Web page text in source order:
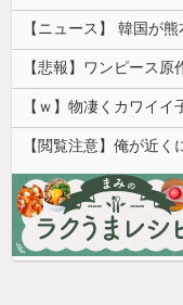
【ｗ】物凄くカワイイ
【閲覧注意】俺が近